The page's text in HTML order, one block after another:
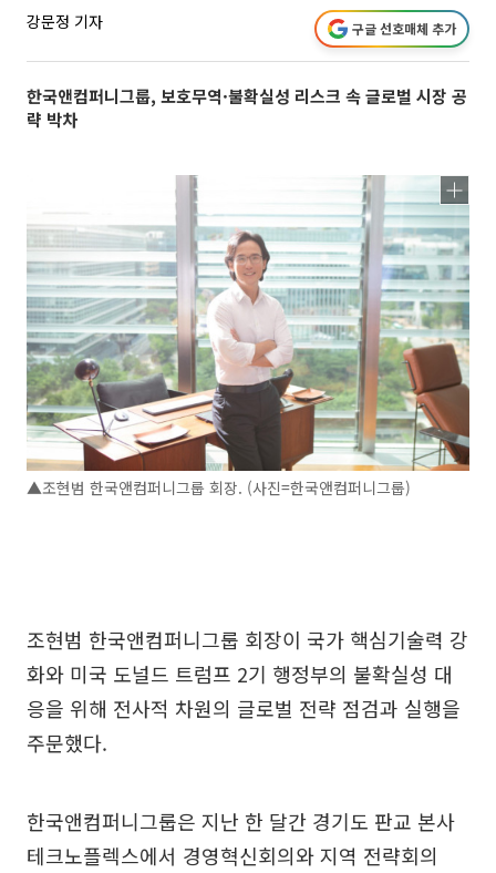
강문정 기자 구글 선호매체 추가
한국앤컴퍼니그룹, 보호무역·불확실성 리스크 속 글로벌 시장 공
략 박차
▲조현범 한국앤컴퍼니그룹 회장. (사진=한국앤컴퍼니그룹)
조현범 한국앤컴퍼니그룹 회장이 국가 핵심기술력 강
화와 미국 도널드 트럼프 2기 행정부의 불확실성 대
응을 위해 전사적 차원의 글로벌 전략 점검과 실행을
주문했다.
한국앤컴퍼니그룹은 지난 한 달간 경기도 판교 본사
테크노플렉스에서 경영혁신회의와 지역 전략회의